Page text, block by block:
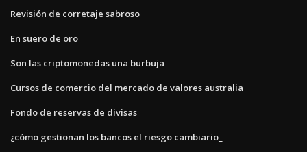
Revisión de corretaje sabroso
En suero de oro
Son las criptomonedas una burbuja
Cursos de comercio del mercado de valores australia
Fondo de reservas de divisas
¿cómo gestionan los bancos el riesgo cambiario_